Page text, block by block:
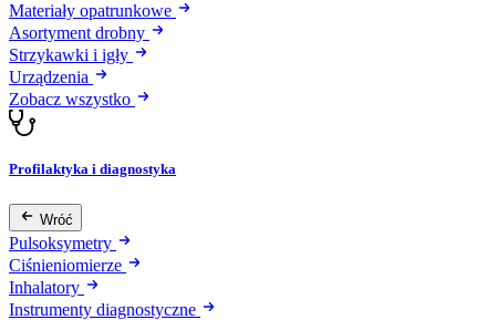
Materiały opatrunkowe
Asortyment drobny
Strzykawki i igły
Urządzenia
Zobacz wszystko
Profilaktyka i diagnostyka
Wróć
Pulsoksymetry
Ciśnieniomierze
Inhalatory
Instrumenty diagnostyczne